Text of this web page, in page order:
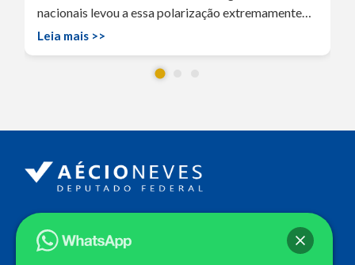
nacionais levou a essa polarização extremamente…
Leia mais >>
Endereço
Câmara dos Deputados
Ed. Principal, Ala C – Gabinete